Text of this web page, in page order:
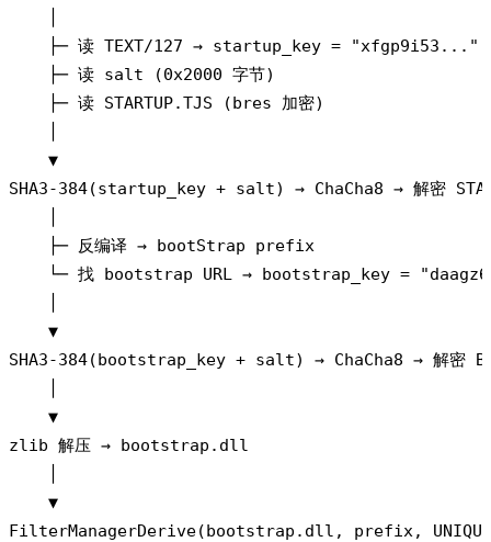
    ├─ 读 TEXT/127 → startup_key = "xfgp9i53..."
    ├─ 读 salt (0x2000 字节)
    ├─ 读 STARTUP.TJS (bres 加密)
    ▼
SHA3-384(startup_key + salt) → ChaCha8 → 解密
    ├─ 反编译 → bootStrap prefix
└─ 找 bootstrap URL → bootstrap_key =
    ▼
SHA3-384(bootstrap_key + salt) → ChaCha8 → 解密
    ▼
zlib 解压 → bootstrap.dll
    ▼
FilterManagerDerive(bootstrap.dll, prefix,